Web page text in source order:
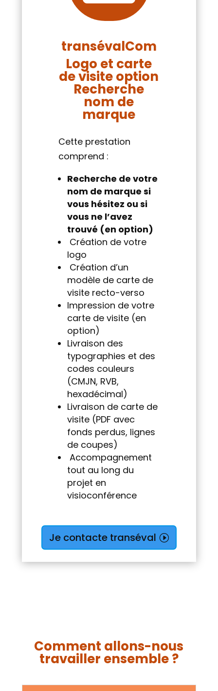
transévalCom
Logo et carte
de visite option
Recherche
nom de
marque
Cette prestation
comprend :
Recherche de votre
nom de marque si
vous hésitez ou si
vous ne l’avez
trouvé (en option)
Création de votre
logo
Création d’un
modèle de carte de
visite recto-verso
Impression de votre
carte de visite (en
option)
Livraison des
typographies et des
codes couleurs
(CMJN, RVB,
hexadécimal)
Livraison de carte de
visite (PDF avec
fonds perdus, lignes
de coupes)
Accompagnement
tout au long du
projet en
visioconférence
Je contacte transéval
Comment allons-nous
travailler ensemble ?